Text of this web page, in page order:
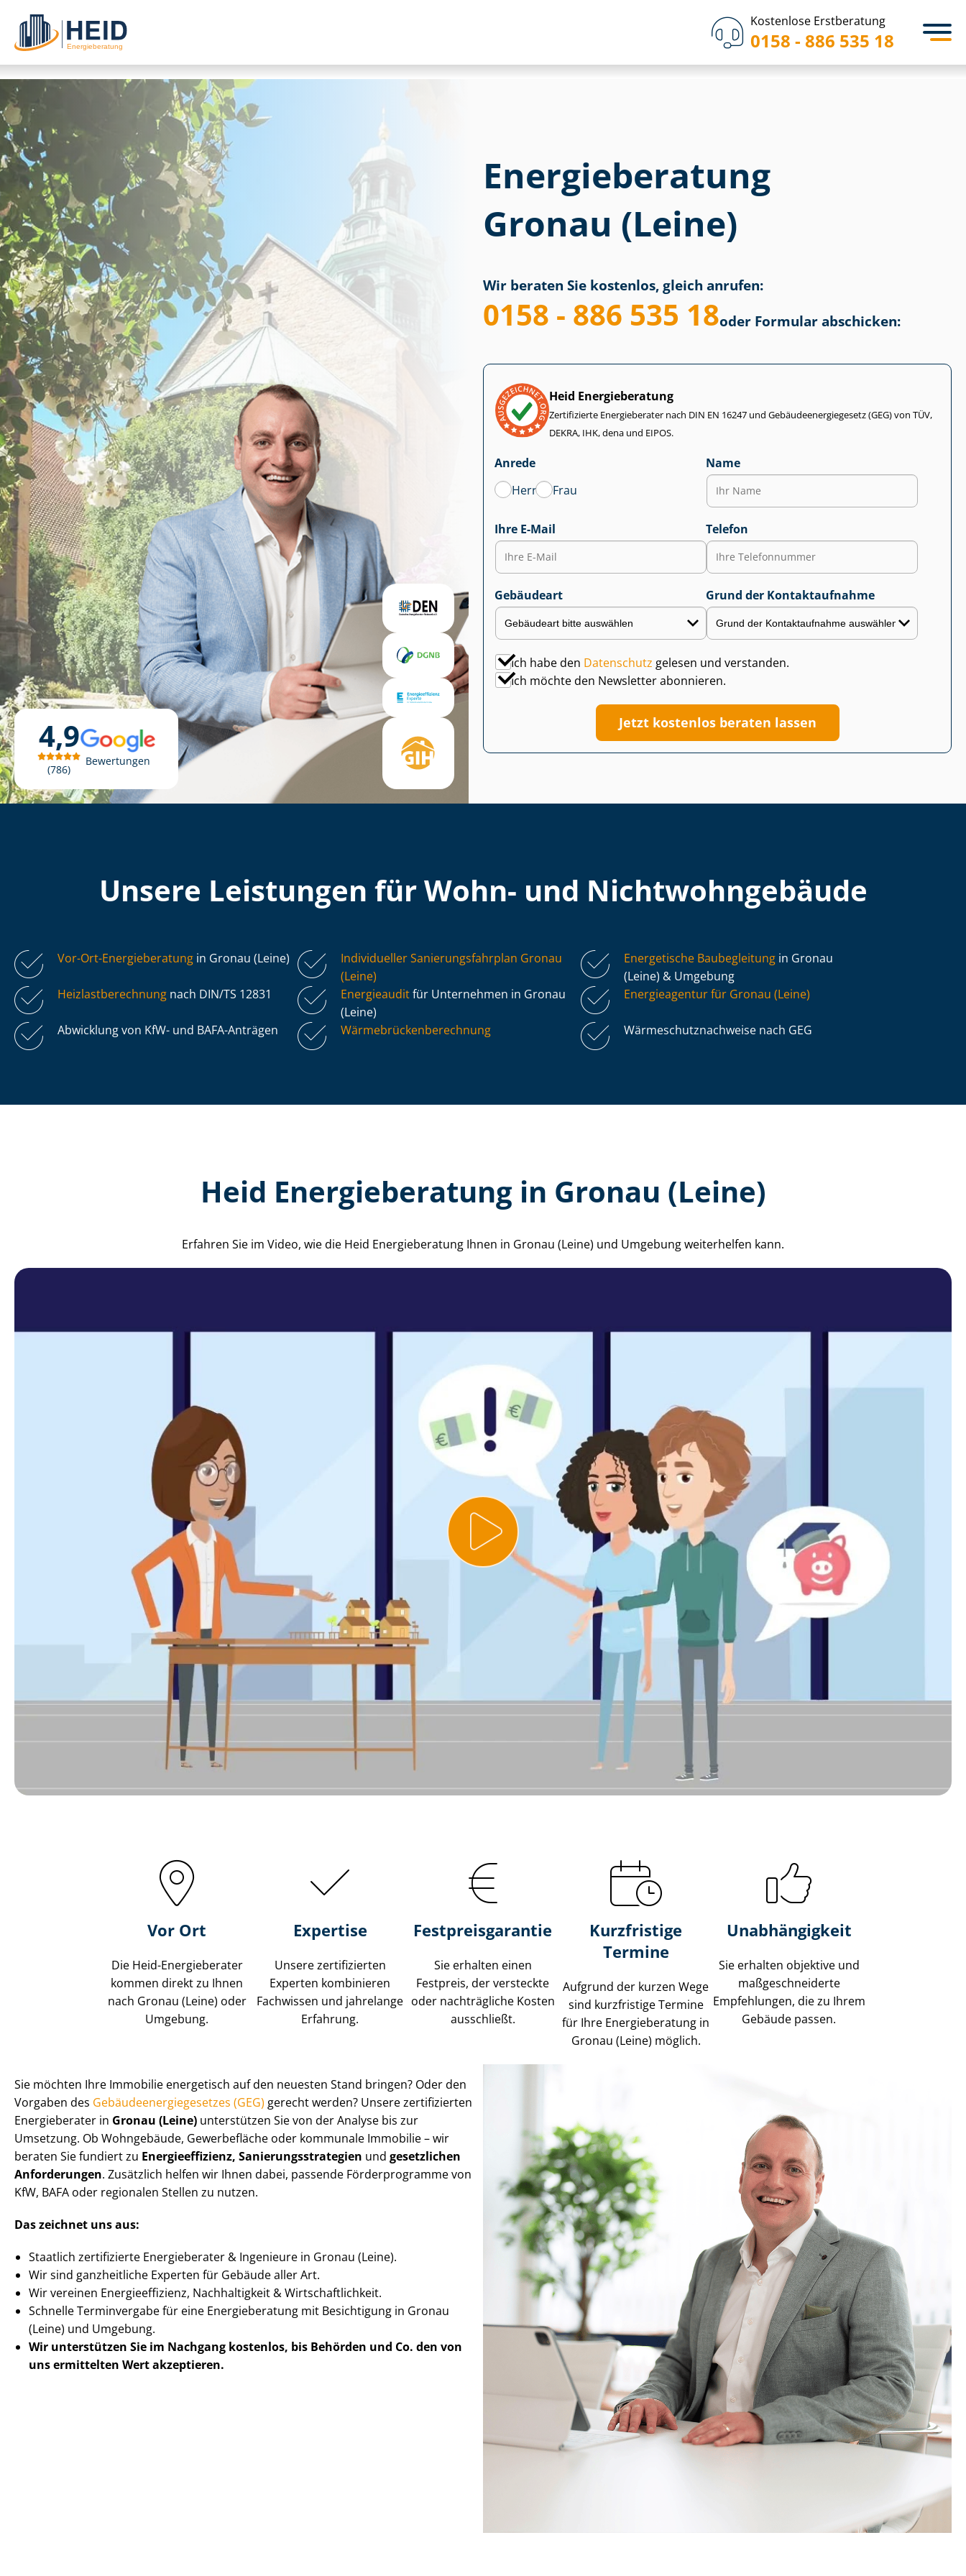
Kostenlose Erstberatung
0158 - 886 535 18
4,9
786
Bewertungen
Energieberatung
Gronau (Leine)
Wir beraten Sie kostenlos, gleich anrufen:
0158 - 886 535 18oder Formular abschicken:
Heid Energieberatung
Zertifizierte Energieberater nach DIN EN 16247 und Ge­bäu­de­en­er­gie­ge­setz (GEG) von TÜV,
DEKRA, IHK, dena und EIPOS.
Anrede
Herr
Frau
Name
Ihre E-Mail Telefon
Gebäudeart Grund der Kontaktaufnahme
Ich habe den Datenschutz gelesen und verstanden.
Ich möchte den Newsletter abonnieren.
Jetzt kostenlos beraten lassen
Unsere Leistungen für Wohn- und Nicht­wohn­ge­bäu­de
Vor-Ort-Energieberatung in Gronau (Leine)
Individueller Sa­nie­rungs­fahr­plan Gronau
(Leine)
Energetische Baubegleitung in Gronau
(Leine) & Umgebung
Heiz­last­be­rech­nung nach DIN/TS 12831 Energieauditfür Unternehmen in Gronau
(Leine)
Energieagentur für Gronau (Leine)
Abwicklung von KfW- und BAFA-Anträgen Wär­me­brü­cken­be­rech­nung Wär­me­schutz­nach­wei­se nach GEG
Heid Energieberatung in Gronau (Leine)
Erfahren Sie im Video, wie die Heid Energieberatung Ihnen in Gronau (Leine) und Umgebung weiterhelfen kann.
Vor Ort
Die Heid-Energieberater
kommen direkt zu Ihnen
nach Gronau (Leine) oder
Umgebung.
Expertise
Unsere zertifizierten
Experten kombinieren
Fachwissen und jahrelange
Erfahrung.
Fest­preis­ga­ran­tie
Sie erhalten einen
Festpreis, der versteckte
oder nachträgliche Kosten
ausschließt.
Kurzfristige
Termine
Aufgrund der kurzen Wege
sind kurzfristige Termine
für Ihre Energieberatung in
Gronau (Leine) möglich.
Unabhängigkeit
Sie erhalten objektive und
maß­ge­schnei­der­te
Empfehlungen, die zu Ihrem
Gebäude passen.
Sie möchten Ihre Immobilie energetisch auf den neuesten Stand bringen? Oder den
Vorgaben des Ge­bäu­de­en­er­gie­ge­set­zes (GEG) gerecht werden? Unsere zertifizierten
Energieberater in Gronau (Leine) unterstützen Sie von der Analyse bis zur
Umsetzung. Ob Wohngebäude, Gewerbefläche oder kommunale Immobilie – wir
beraten Sie fundiert zu En­er­gie­ef­fi­zi­enz, Sa­nie­rungs­stra­te­gien und gesetzlichen
Anforderungen. Zusätzlich helfen wir Ihnen dabei, passende Förderprogramme von
KfW, BAFA oder regionalen Stellen zu nutzen.
Das zeichnet uns aus:
Staatlich zertifizierte Energieberater & Ingenieure in Gronau (Leine).
Wir sind ganzheitliche Experten für Gebäude aller Art.
Wir vereinen En­er­gie­ef­fi­zi­enz, Nachhaltigkeit & Wirt­schaft­lich­keit.
Schnelle Terminvergabe für eine Energieberatung mit Besichtigung in Gronau
(Leine) und Umgebung.
Wir unterstützen Sie im Nachgang kostenlos, bis Behörden und Co. den von
uns ermittelten Wert akzeptieren.